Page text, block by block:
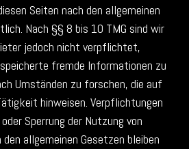
Seiten nach den allgemeinen
Nach §§ 8 bis 10 TMG sind wir
jedoch nicht verpflichtet,
fremde Informationen zu
Umständen zu forschen, die auf
hinweisen. Verpflichtungen
Sperrung der Nutzung von
allgemeinen Gesetzen bleiben